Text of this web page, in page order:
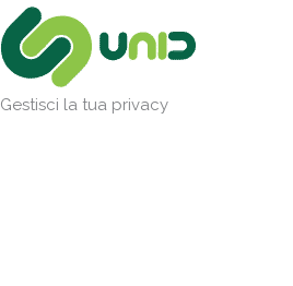
Gestisci la tua privacy
Vai
al
contenuto